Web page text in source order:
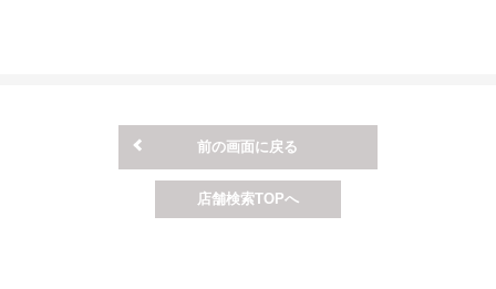
※上記価格表は当店での価格となります。店舗により価格が異なり
ますので予めご了承ください。
※上記価格は税込表示となります。
※上記価格は基本価格（追加整備が発生しない場合）となります。
前の画面に戻る
店舗検索TOPへ